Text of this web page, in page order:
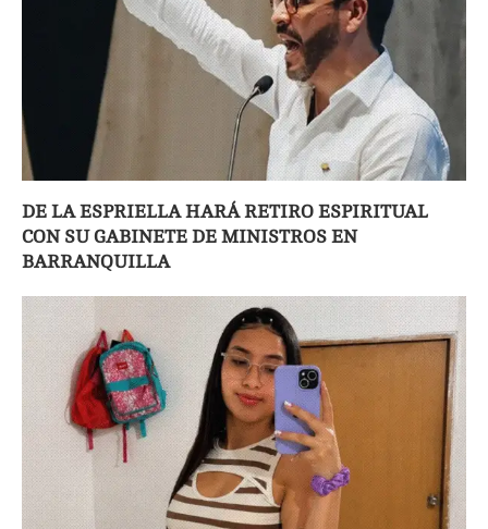
DE LA ESPRIELLA HARÁ RETIRO ESPIRITUAL
CON SU GABINETE DE MINISTROS EN
BARRANQUILLA